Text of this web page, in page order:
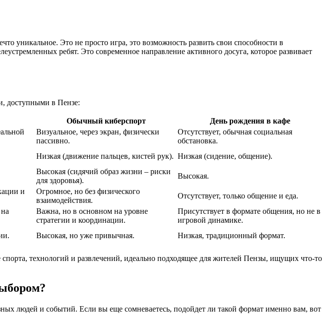
уникальное. Это не просто игра, это возможность развить свои способности в
ребят. Это современное направление активного досуга, которое развивает
доступными в Пензе:
Обычный киберспорт
День рождения в кафе
Визуальное, через экран, физически
пассивно.
Отсутствует, обычная социальная
обстановка.
Низкая (движение пальцев, кистей рук). Низкая (сидение, общение).
Высокая (сидячий образ жизни – риски
для здоровья).
Высокая.
и
Огромное, но без физического
взаимодействия.
Отсутствует, только общение и еда.
Важна, но в основном на уровне
стратегии и координации.
Присутствует в формате общения, но не в
игровой динамике.
Высокая, но уже привычная. Низкая, традиционный формат.
технологий и развлечений, идеально подходящее для жителей Пензы, ищущих что-то
людей и событий. Если вы еще сомневаетесь, подойдет ли такой формат именно вам, вот